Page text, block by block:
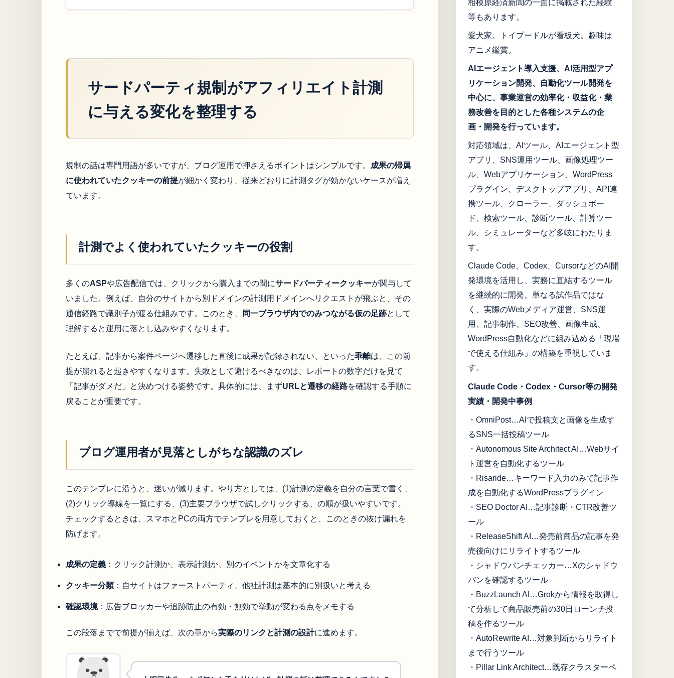
サードパーティ規制がアフィリエイト計測
に与える変化を整理する
規制の話は専門用語が多いですが、ブログ運用で押さえるポイントはシンプルです。 成果の帰属
に使われていたクッキーの前提が細かく変わり、従来どおりに計測タグが効かないケースが増え
ています。
計測でよく使われていたクッキーの役割
多くのASPや広告配信では、クリックから購入までの間にサードパーティークッキーが関与して
いました。例えば、自分のサイトから別ドメインの計測用ドメインへリクエストが飛ぶと、その
通信経路で識別子が渡る仕組みです。このとき、
同一ブラウザ内でのみつながる仮の足跡として
理解すると運用に落とし込みやすくなります。
たとえば、記事から案件ページへ遷移した直後に成果が記録されない、といった乖離は、この前
提が崩れると起きやすくなります。失敗として避けるべきなのは、レポートの数字だけを見て
「記事がダメだ」と決めつける姿勢です。具体的には、まずURLと遷移の経路を確認する手順に
戻ることが重要です。
ブログ運用者が見落としがちな認識のズレ
このテンプレに沿うと、迷いが減ります。やり方としては、(1)計測の定義を自分の言葉で書く、
(2)クリック導線を一覧にする、(3)主要ブラウザで試しクリックする、の順が扱いやすいです。
チェックするときは、スマホとPCの両方でテンプレを用意しておくと、このときの抜け漏れを
防げます。
成果の定義 ：クリック計測か、表示計測か、別のイベントかを文章化する
クッキー分類：自サイトはファーストパーティ、他社計測は基本的に別扱いと考える
確認環境：広告ブロッカーや追跡防止の有効・無効で挙動が変わる点をメモする
この段落までで前提が揃えば、次の章から実際のリンクと計測の設計に進めます。
相模原経済新聞の一面に掲載された経験
等もあります。
愛犬家。トイプードルが看板犬。趣味は
アニメ鑑賞。
AIエージェント導入支援、AI活用型アプ
リケーション開発、自動化ツール開発を
中心に、事業運営の効率化・収益化・業
務改善を目的とした各種システムの企
画・開発を行っています。
対応領域は、AIツール、AIエージェント型
アプリ、SNS運用ツール、画像処理ツー
ル、Webアプリケーション、WordPress
プラグイン、デスクトップアプリ、API連
携ツール、クローラー、ダッシュボー
ド、検索ツール、診断ツール、計算ツー
ル、シミュレーターなど多岐にわたりま
す。
Claude Code、Codex、CursorなどのAI開
発環境を活用し、実務に直結するツール
を継続的に開発。単なる試作品ではな
く、実際のWebメディア運営、SNS運
用、記事制作、SEO改善、画像生成、
WordPress自動化などに組み込める「現場
で使える仕組み」の構築を重視していま
す。
Claude Code・Codex・Cursor等の開発
実績・開発中事例
・OmniPost…AIで投稿文と画像を生成す
るSNS一括投稿ツール
・Autonomous Site Architect AI…Webサイ
ト運営を自動化するツール
・Risaride…キーワード入力のみで記事作
成を自動化するWordPressプラグイン
・SEO Doctor AI…記事診断・CTR改善ツ
ール
・ReleaseShift AI…発売前商品の記事を発
売後向けにリライトするツール
・シャドウバンチェッカー…Xのシャドウ
バンを確認するツール
・BuzzLaunch AI…Grokから情報を取得し
て分析して商品販売前の30日ローンチ投
稿を作るツール
・AutoRewrite AI…対象判断からリライト
まで行うツール
・Pillar Link Architect…既存クラスターペ